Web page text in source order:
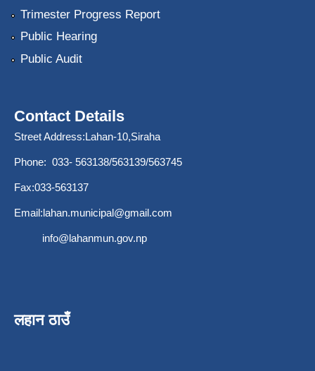
Trimester Progress Report
Public Hearing
Public Audit
Contact Details
Street Address:Lahan-10,Siraha
Phone: 033- 563138/563139/563745
Fax:033-563137
Email:lahan.municipal@gmail.com
info@lahanmun.gov.np
लहान ठाउँ